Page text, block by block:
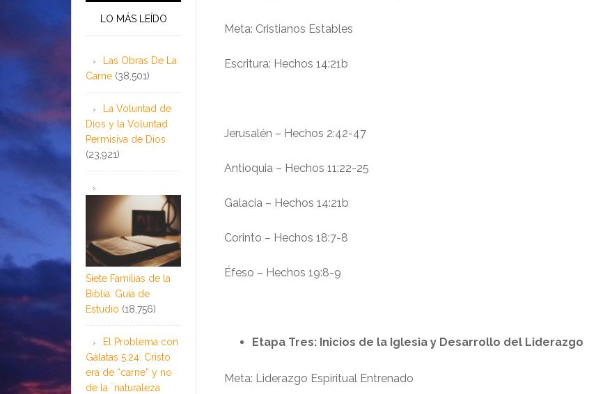
Meta: Cristianos Estables
Escritura: Hechos 14:21b
Jerusalén – Hechos 2:42-47
Antioquia – Hechos 11:22-25
Galacia – Hechos 14:21b
Corinto – Hechos 18:7-8
Éfeso – Hechos 19:8-9
Etapa Tres: Inicios de la Iglesia y Desarrollo del Liderazgo
Meta: Liderazgo Espiritual Entrenado
LO MÁS LEÍDO
Las Obras De La
Carne (38,501)
La Voluntad de
Dios y la Voluntad
Permisiva de Dios
(23,921)
Siete Familias de la
Biblia: Guía de
Estudio (18,756)
El Problema con
Gálatas 5:24: Cristo
era de “carne” y no
de la ¨naturaleza